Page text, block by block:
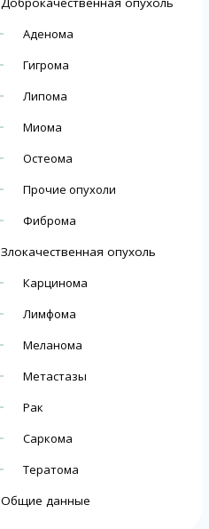
Аденома
Гигрома
Липома
Миома
Остеома
Прочие опухоли
Фиброма
Злокачественная опухоль
Карцинома
Лимфома
Меланома
Метастазы
Рак
Саркома
Тератома
Общие данные